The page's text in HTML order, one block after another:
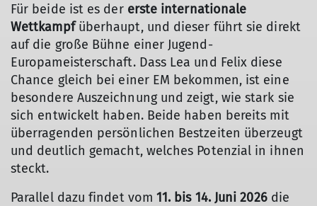
Für beide ist es der erste internationale
Wettkampfüberhaupt, und dieser führt sie direkt
auf die große Bühne einer Jugend-
Europameisterschaft. Dass Lea und Felix diese
Chance gleich bei einer EM bekommen, ist eine
besondere Auszeichnung und zeigt, wie stark sie
sich entwickelt haben. Beide haben bereits mit
überragenden persönlichen Bestzeiten überzeugt
und deutlich gemacht, welches Potenzial in ihnen
steckt.
Parallel dazu findet vom 11. bis 14. Juni 2026die